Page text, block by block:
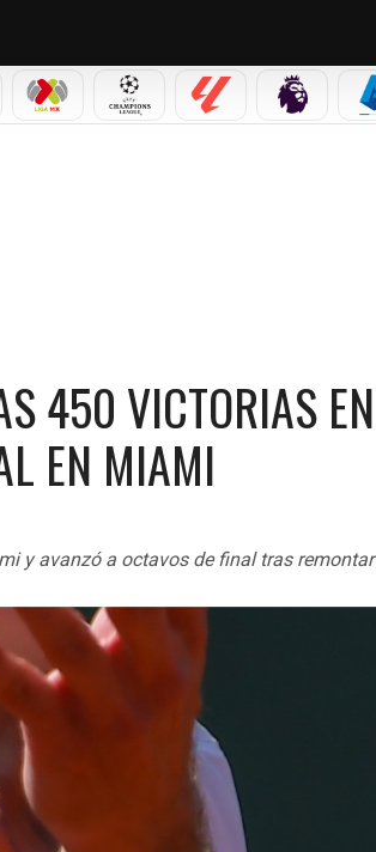
MEXICANA
LIGA MX CHAMPIONS LEAGUE
LALIGA PREMIER
450 VICTORIAS
EN MIAMI
y avanzó a octavos de final tras